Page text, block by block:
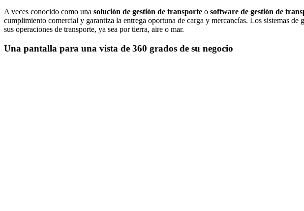
A veces conocido como una solución de gestión de transporte o software de gestión de
cumplimiento comercial y garantiza la entrega oportuna de carga y mercancías. Los sistemas
sus operaciones de transporte, ya sea por tierra, aire o mar.
Una pantalla para una vista de 360 ​​grados de su negocio